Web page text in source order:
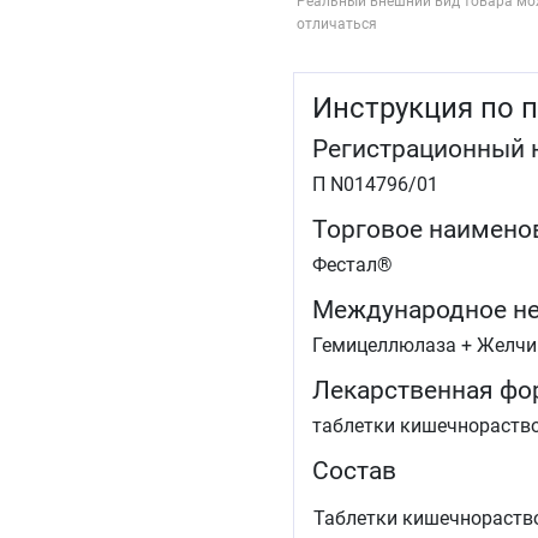
отличаться
Инструкция по
Регистрационный
П N014796/01
Торговое
Фестал®
Международное
Гемицеллюлаза +
Лекарственная
таблетки
Состав
Таблетки